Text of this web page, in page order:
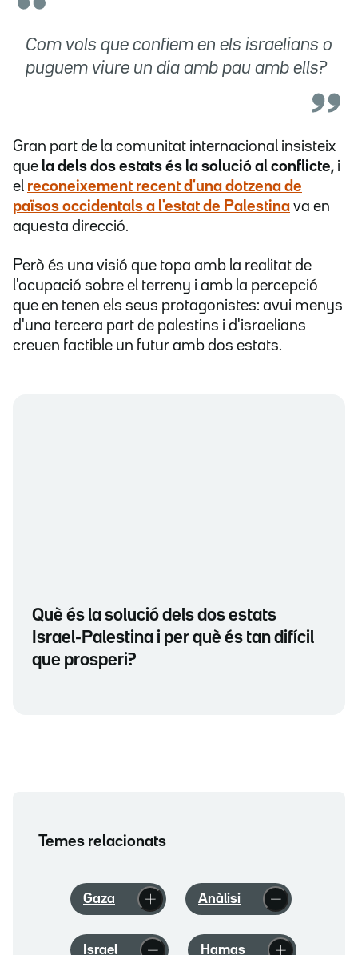
Com vols que confiem en els israelians o
puguem viure un dia amb pau amb ells?
Gran part de la comunitat internacional insisteix
que la dels dos estats és la solució al conflicte, i
el reconeixement recent d'una dotzena de
països occidentals a l'estat de Palestina va en
aquesta direcció.
Però és una visió que topa amb la realitat de
l'ocupació sobre el terreny i amb la percepció
que en tenen els seus protagonistes: avui menys
d'una tercera part de palestins i d'israelians
creuen factible un futur amb dos estats.
Què és la solució dels dos estats
Israel-Palestina i per què és tan difícil
que prosperi?
Temes relacionats
Gaza Anàlisi
Israel Hamas